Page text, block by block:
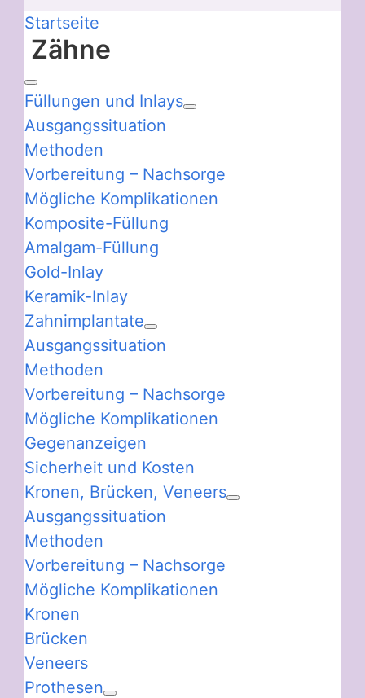
Startseite
Zähne
Füllungen und Inlays
Ausgangssituation
Methoden
Vorbereitung – Nachsorge
Mögliche Komplikationen
Komposite-Füllung
Amalgam-Füllung
Gold-Inlay
Keramik-Inlay
Zahnimplantate
Ausgangssituation
Methoden
Vorbereitung – Nachsorge
Mögliche Komplikationen
Gegenanzeigen
Sicherheit und Kosten
Kronen, Brücken, Veneers
Ausgangssituation
Methoden
Vorbereitung – Nachsorge
Mögliche Komplikationen
Kronen
Brücken
Veneers
Prothesen